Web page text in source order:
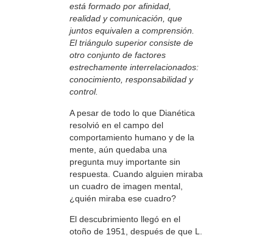
está formado por afinidad,
realidad y comunicación, que
juntos equivalen a comprensión.
El triángulo superior consiste de
otro conjunto de factores
estrechamente interrelacionados:
conocimiento, responsabilidad y
control.
A pesar de todo lo que Dianética
resolvió en el campo del
comportamiento humano y de la
mente, aún quedaba una
pregunta muy importante sin
respuesta. Cuando alguien miraba
un cuadro de imagen mental,
¿quién miraba ese cuadro?
El descubrimiento llegó en el
otoño de 1951, después de que L.